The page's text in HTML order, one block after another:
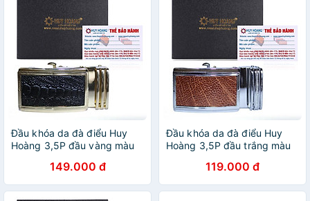
Đầu khóa da đà điểu Huy
Hoàng 3,5P đầu vàng màu
149.000 đ
Đầu khóa da đà điểu Huy
Hoàng 3,5P đầu trắng màu
119.000 đ